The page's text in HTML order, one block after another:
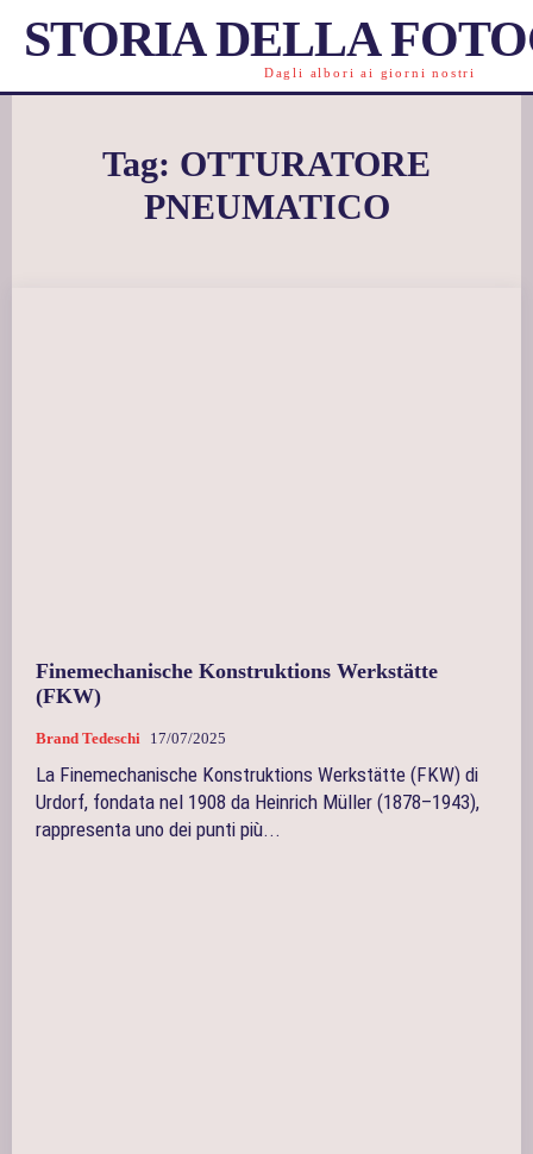
STORIA DELLA
Dagli albori ai giorni nostri
Tag: OTTURATORE
PNEUMATICO
Finemechanische Konstruktions Werkstätte
(FKW)
Brand Tedeschi 17/07/2025
La Finemechanische Konstruktions Werkstätte (FKW) di
Urdorf, fondata nel 1908 da Heinrich Müller (1878–1943),
rappresenta uno dei punti più...